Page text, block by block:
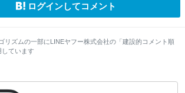
ログインしてコメント
リズムの一部にLINEヤフー株式会社の「建設的コメント順
ています